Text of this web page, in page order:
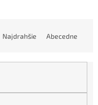
Najdrahšie Abecedne